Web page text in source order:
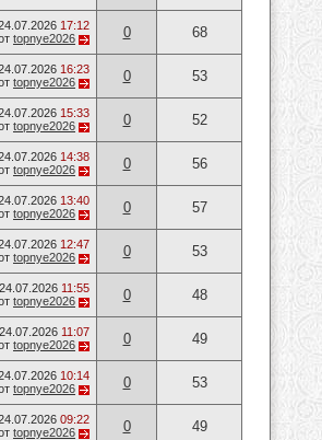
17:12
topnye2026 0 68
16:23
topnye2026 0 53
15:33
topnye2026 0 52
14:38
topnye2026 0 56
13:40
topnye2026 0 57
12:47
topnye2026 0 53
24.07.2026 11:55
topnye2026 0 48
24.07.2026 11:07
topnye2026 0 49
10:14
topnye2026 0 53
09:22
topnye2026 0 49